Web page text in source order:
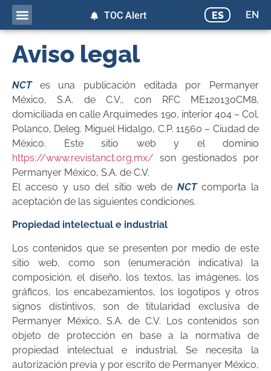
ES EN
TOC Alert
Aviso legal
NCTes una publicación editada por Permanyer
México, S.A. de C.V., con RFC ME120130CM8,
domiciliada en calle Arquímedes 190, interior 404 – Col.
Polanco, Deleg. Miguel Hidalgo, C.P. 11560 – Ciudad de
México. Este sitio web y el dominio
https://www.revistanct.org.mx/ son gestionados por
Permanyer México, S.A. de C.V.
El acceso y uso del sitio web de NCTcomporta la
aceptación de las siguientes condiciones.
Propiedad intelectual e industrial
Los contenidos que se presenten por medio de este
sitio web, como son (enumeración indicativa) la
composición, el diseño, los textos, las imágenes, los
gráficos, los encabezamientos, los logotipos y otros
signos distintivos, son de titularidad exclusiva de
Permanyer México, S.A. de C.V. Los contenidos son
objeto de protección en base a la normativa de
propiedad intelectual e industrial. Se necesita la
autorización previa y por escrito de Permanyer México,